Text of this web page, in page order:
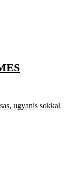
ugyanis sokkal